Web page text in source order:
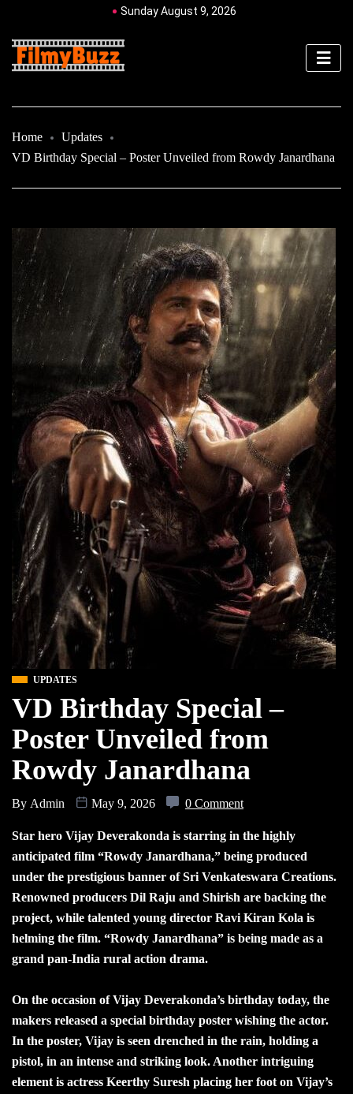
Sunday August 9, 2026
Home
Updates
VD Birthday Special – Poster Unveiled from Rowdy Janardhana
UPDATES
VD Birthday Special –
Poster Unveiled from
Rowdy Janardhana
By Admin May 9, 2026 0 Comment
Star hero Vijay Deverakonda is starring in the highly
anticipated film “Rowdy Janardhana,” being produced
under the prestigious banner of Sri Venkateswara Creations.
Renowned producers Dil Raju and Shirish are backing the
project, while talented young director Ravi Kiran Kola is
helming the film. “Rowdy Janardhana” is being made as a
grand pan-India rural action drama.
On the occasion of Vijay Deverakonda’s birthday today, the
makers released a special birthday poster wishing the actor.
In the poster, Vijay is seen drenched in the rain, holding a
pistol, in an intense and striking look. Another intriguing
element is actress Keerthy Suresh placing her foot on Vijay’s